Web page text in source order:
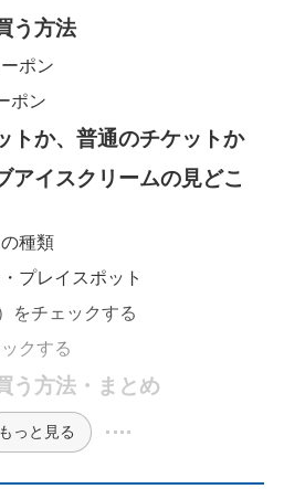
う方法
ポン
ポン
トか、普通のチケットか
アイスクリームの見どこ
種類
プレイスポット
をチェックする
クする
う方法・まとめ
もっと見る